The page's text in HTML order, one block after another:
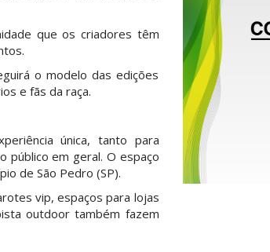
que os criadores têm
o modelo das edições
e fãs da raça.
única, tanto para
público em geral. O espaço
de São Pedro (SP).
vip, espaços para lojas
outdoor também fazem